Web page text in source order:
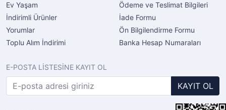
Ev Yaşam
İndirimli Ürünler
Yorumlar
Toplu Alım İndirimi
Ödeme ve Teslimat Bilgileri
İade Formu
Ön Bilgilendirme Formu
Banka Hesap Numaraları
E-POSTA LİSTESİNE KAYIT OL
KAYIT OL